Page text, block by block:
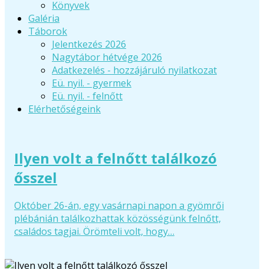
Könyvek
Galéria
Táborok
Jelentkezés 2026
Nagytábor hétvége 2026
Adatkezelés - hozzájáruló nyilatkozat
Eü. nyil. - gyermek
Eü. nyil. - felnőtt
Elérhetőségeink
Ilyen volt a felnőtt találkozó
ősszel
Október 26-án, egy vasárnapi napon a gyömrői
plébánián találkozhattak közösségünk felnőtt,
családos tagjai. Örömteli volt, hogy…